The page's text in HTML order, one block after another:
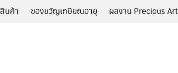
สินค้า ของขวัญเกษียณอายุ ผลงาน Precious Art